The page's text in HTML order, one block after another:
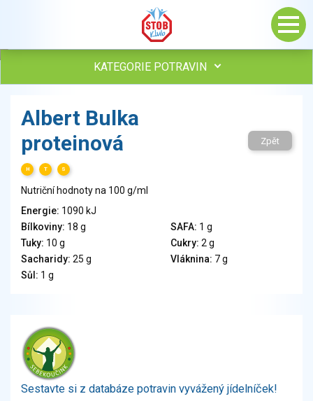
KATEGORIE POTRAVIN
Vejce
Mléko
Mléčné výrobky
Sýry
Veganské a vegetariánské výrobky
Tuky
Obiloviny, mouka, cereální výrobky
Chléb, pečivo, křehké chleby, pufované výrobky
Přílohy
Ovoce
Brambory, luštěniny, houby
Sladkosti, slané výrobky
Zmrzliny
Ochucovadla, přísady, sladidla
Albert Bulka
proteinová
H T S
Zpět
Nutriční hodnoty na 100 g/ml
Energie: 1090 kJ
Bílkoviny: 18 g SAFA: 1 g
Tuky: 10 g Cukry: 2 g
Sacharidy: 25 g Vláknina: 7 g
Sůl: 1 g
Sestavte si z databáze potravin vyvážený jídelníček!